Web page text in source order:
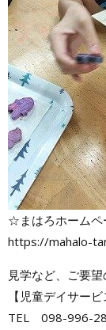
☆まはろホーム
https://mahalo-
見学など、ご要
【児童デイサー
TEL 098-996-